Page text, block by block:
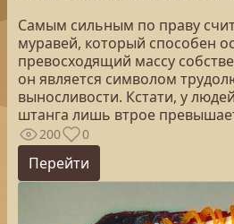
Самым сильным по праву
муравей, который способен
превосходящий массу
он является символом
выносливости. Кстати, у
штанга лишь втрое
200 0
Перейти